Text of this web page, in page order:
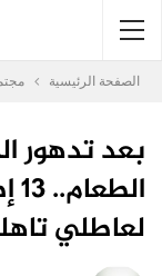
الصفحة الرئيسية
بعد تدهور
لعاطلي